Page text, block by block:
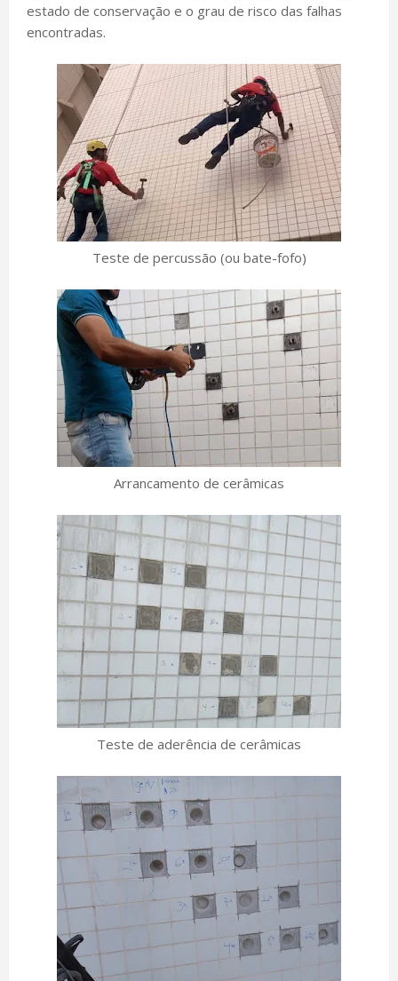
estado de conservação e o grau de risco das falhas
encontradas.
Teste de percussão (ou bate-fofo)
Arrancamento de cerâmicas
Teste de aderência de cerâmicas